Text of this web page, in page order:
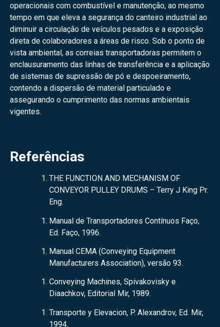
operacionais com combustível e manutenção, ao mesmo
tempo em que eleva a segurança do canteiro industrial ao
diminuir a circulação de veículos pesados e a exposição
direta de colaboradores a áreas de risco. Sob o ponto de
vista ambiental, as correias transportadoras permitem o
enclausuramento das linhas de transferência e a aplicação
de sistemas de supressão de pó e despoeiramento,
contendo a dispersão de material particulado e
assegurando o cumprimento das normas ambientais
vigentes.
Referências
THE FUNCTION AND MECHANISM OF
CONVEYOR PULLEY DRUMS – Terry J King Pr.
Eng.
Manual de Transportadores Contínuos Faço,
Ed. Faço, 1996.
Manual CEMA (Conveying Equipment
Manufacturers Association), versão 93.
Conveying Machines, Spivakovisky e
Diaachkov, Editorial Mir, 1989.
Transporte y Elevacion, P. Alexandrov, Ed. Mir,
1994.